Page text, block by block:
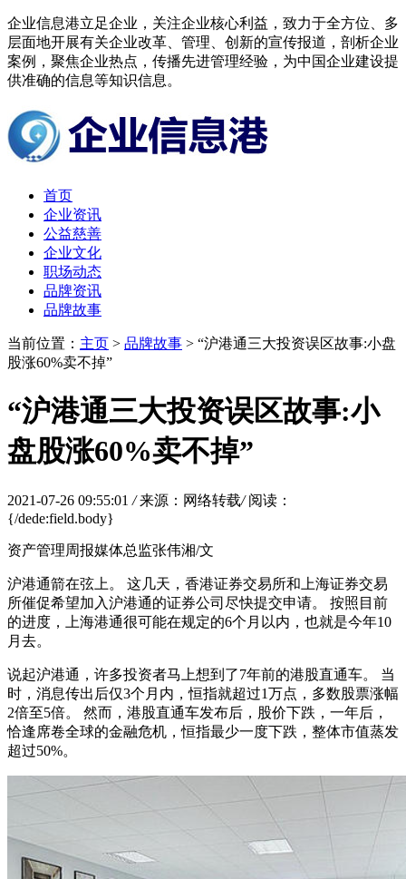
企业信息港立足企业，关注企业核心利益，致力于全方位、多
层面地开展有关企业改革、管理、创新的宣传报道，剖析企业
案例，聚焦企业热点，传播先进管理经验，为中国企业建设提
供准确的信息等知识信息。
首页
企业资讯
公益慈善
企业文化
职场动态
品牌资讯
品牌故事
当前位置： 主页 > 品牌故事 > “沪港通三大投资误区故事:小盘
股涨60%卖不掉”
“沪港通三大投资误区故事:小
盘股涨60%卖不掉”
2021-07-26 09:55:01 / 来源：网络转载/ 阅读：
{/dede:field.body}
资产管理周报媒体总监张伟湘/文
沪港通箭在弦上。 这几天，香港证券交易所和上海证券交易
所催促希望加入沪港通的证券公司尽快提交申请。 按照目前
的进度，上海港通很可能在规定的6个月以内，也就是今年10
月去。
说起沪港通，许多投资者马上想到了7年前的港股直通车。 当
时，消息传出后仅3个月内，恒指就超过1万点，多数股票涨幅
2倍至5倍。 然而，港股直通车发布后，股价下跌，一年后，
恰逢席卷全球的金融危机，恒指最少一度下跌，整体市值蒸发
超过50%。